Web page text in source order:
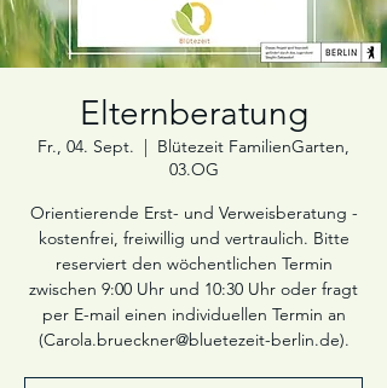
Elternberatung
Fr., 04. Sept.
  |
Blütezeit FamilienGarten,
03.OG
Orientierende Erst- und Verweisberatung -
kostenfrei, freiwillig und vertraulich. Bitte
reserviert den wöchentlichen Termin
zwischen 9:00 Uhr und 10:30 Uhr oder fragt
per E-mail einen individuellen Termin an
(Carola.brueckner@bluetezeit-berlin.de).